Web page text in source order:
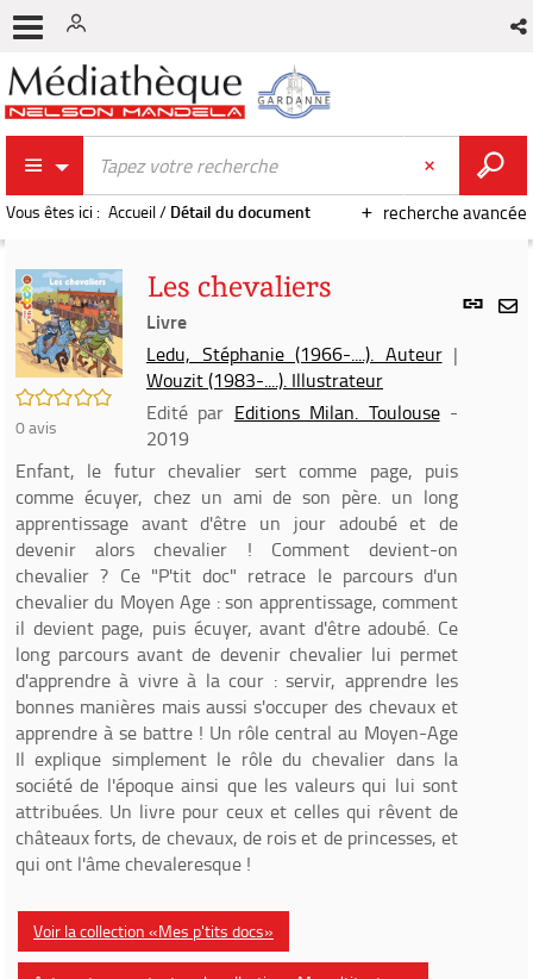
recherche avancée
Vous êtes ici : Accueil/ Détail du document
Lien
/5
0avis
Les chevaliers
Livre
Ledu, Stéphanie (1966-....). Auteur|
Wouzit (1983-....). Illustrateur
Edité par Editions Milan. Toulouse-
2019
Enfant, le futur chevalier sert comme page, puis
comme écuyer, chez un ami de son père. un long
apprentissage avant d'être un jour adoubé et de
devenir alors chevalier ! Comment devient-on
chevalier ? Ce "P'tit doc" retrace le parcours d'un
chevalier du Moyen Age : son apprentissage, comment
il devient page, puis écuyer, avant d'être adoubé. Ce
long parcours avant de devenir chevalier lui permet
d'apprendre à vivre à la cour : servir, apprendre les
bonnes manières mais aussi s'occuper des chevaux et
apprendre à se battre ! Un rôle central au Moyen-Age
Il explique simplement le rôle du chevalier dans la
société de l'époque ainsi que les valeurs qui lui sont
attribuées. Un livre pour ceux et celles qui rêvent de
châteaux forts, de chevaux, de rois et de princesses, et
qui ont l'âme chevaleresque !
Voir la collection «Mes p'tits docs»